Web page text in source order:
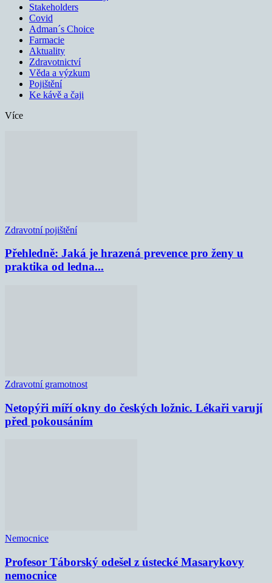
Stakeholders
Covid
Adman´s Choice
Farmacie
Aktuality
Zdravotnictví
Věda a výzkum
Pojištění
Ke kávě a čaji
Více
Zdravotní pojištění
Přehledně: Jaká je hrazená prevence pro ženy u
praktika od ledna...
Zdravotní gramotnost
Netopýři míří okny do českých ložnic. Lékaři varují
před pokousáním
Nemocnice
Profesor Táborský odešel z ústecké Masarykovy
nemocnice